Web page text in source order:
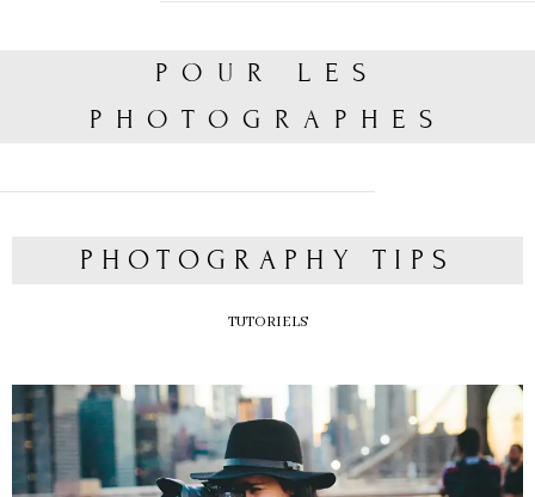
POUR LES
PHOTOGRAPHES
PHOTOGRAPHY TIPS
TUTORIELS